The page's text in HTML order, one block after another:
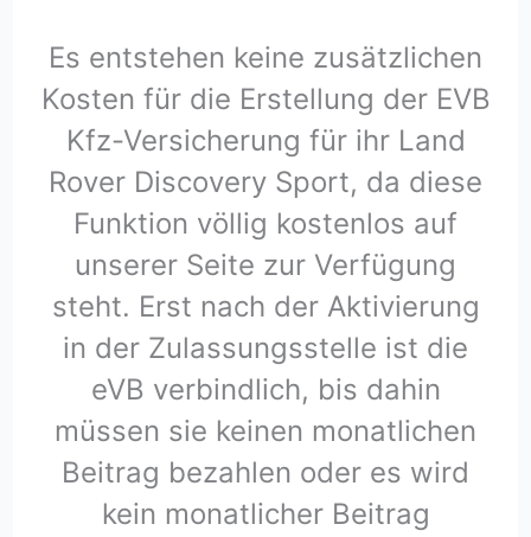
Es entstehen keine zusätzlichen
Kosten für die Erstellung der EVB
Kfz-Versicherung für ihr Land
Rover Discovery Sport, da diese
Funktion völlig kostenlos auf
unserer Seite zur Verfügung
steht. Erst nach der Aktivierung
in der Zulassungsstelle ist die
eVB verbindlich, bis dahin
müssen sie keinen monatlichen
Beitrag bezahlen oder es wird
kein monatlicher Beitrag